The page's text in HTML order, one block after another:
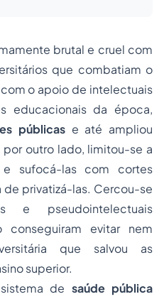
brutal e cruel com
que combatiam o
o apoio de intelectuais
educacionais da época,
públicas e até ampliou
por outro lado, limitou-se a
e sufocá-las com cortes
de privatizá-las. Cercou-se
e pseudointelectuais
conseguiram evitar nem
que salvou as
superior.
de saúde pública